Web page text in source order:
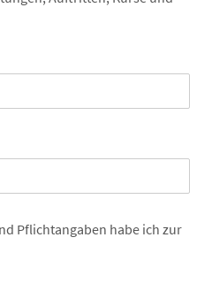
Pflichtangaben habe ich zur